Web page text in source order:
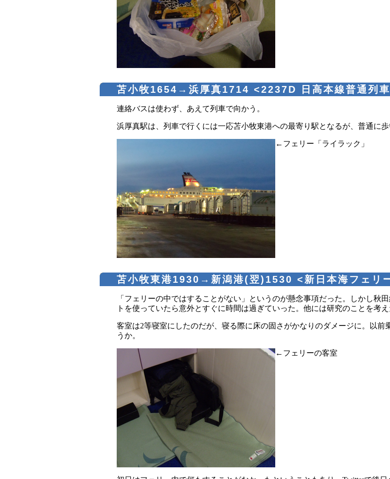
苫小牧1654→浜厚真1714 <2237D 日高本線普通列
連絡バスは使わず、あえて列車で向かう。
浜厚真駅は、列車で行くには一応苫小牧東港への最寄り駅となるが、普通に
←フェリー「ライラック」
苫小牧東港1930→新潟港(翌)1530 <新日本海フェリ
「フェリーの中ではすることがない」というのが懸念事項だった。しかし
トを使っていたら意外とすぐに時間は過ぎていった。他には研究のことを考
客室は2等寝室にしたのだが、寝る際に床の固さがかなりのダメージに。以
うか。
←フェリーの客室